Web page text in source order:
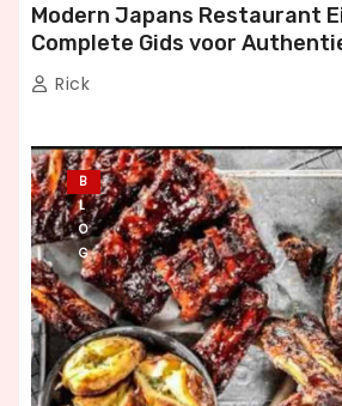
Modern Japans Restaurant
Complete Gids voor
Dineren
Rick
B
L
O
G